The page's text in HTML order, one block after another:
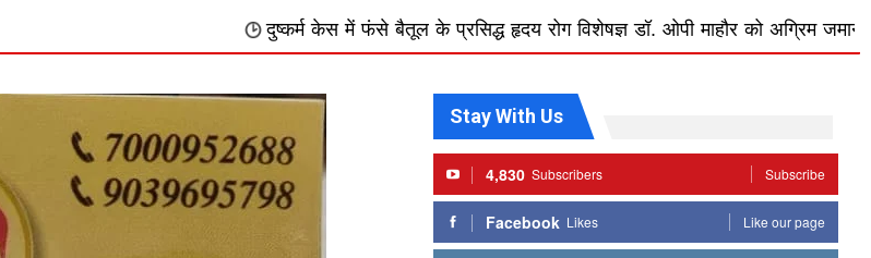
दुष्कर्म केस में फंसे बैतूल के प्रसिद्ध हृदय रोग विशेषज्ञ डॉ. ओपी माहौर को अग्रिम जमानत बस
Stay With Us
4,830 Subscribers Subscribe
Facebook Likes Like our page